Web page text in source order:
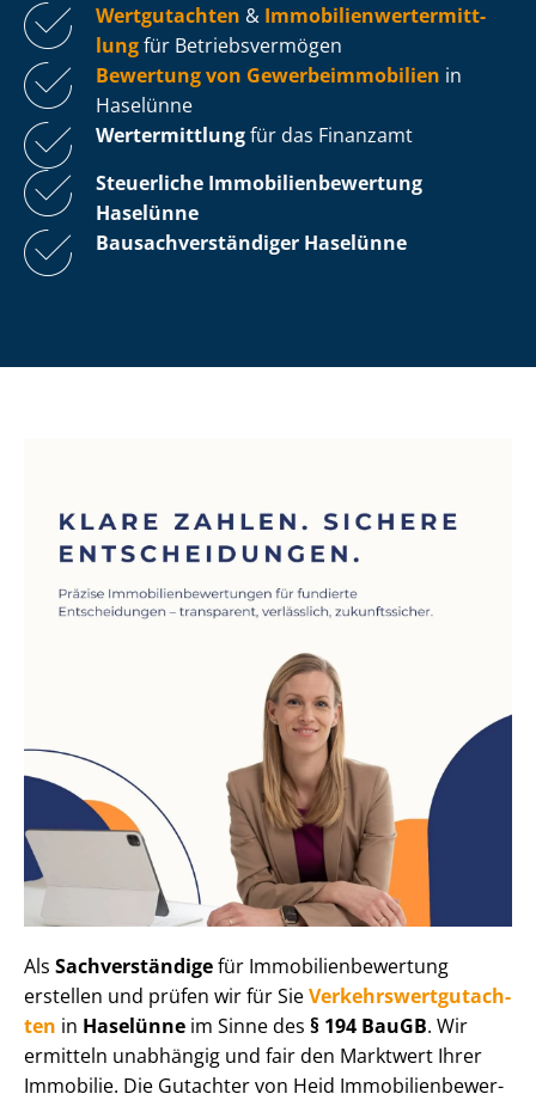
Wertgutachten & Im­mo­bi­li­en­wert­ermitt­
lungfür Be­triebs­ver­mö­gen
Bewertung von Ge­wer­be­im­mo­bi­li­en in
Haselünne
Wertermittlungfür das Finanzamt
Steuerliche Im­mo­bi­li­en­be­wer­tung
Haselünne
Bau­sach­ver­stän­di­ger Haselünne
Als Sachverständigefür Im­mo­bi­li­en­be­wer­tung
erstellen und prüfen wir für SieVer­kehrs­wert­gut­ach­
ten in Haselünne im Sinne des § 194 BauGB. Wir
ermitteln unabhängig und fair den Marktwert Ihrer
Immobilie. Die Gutachter von Heid Im­mo­bi­li­en­be­wer­